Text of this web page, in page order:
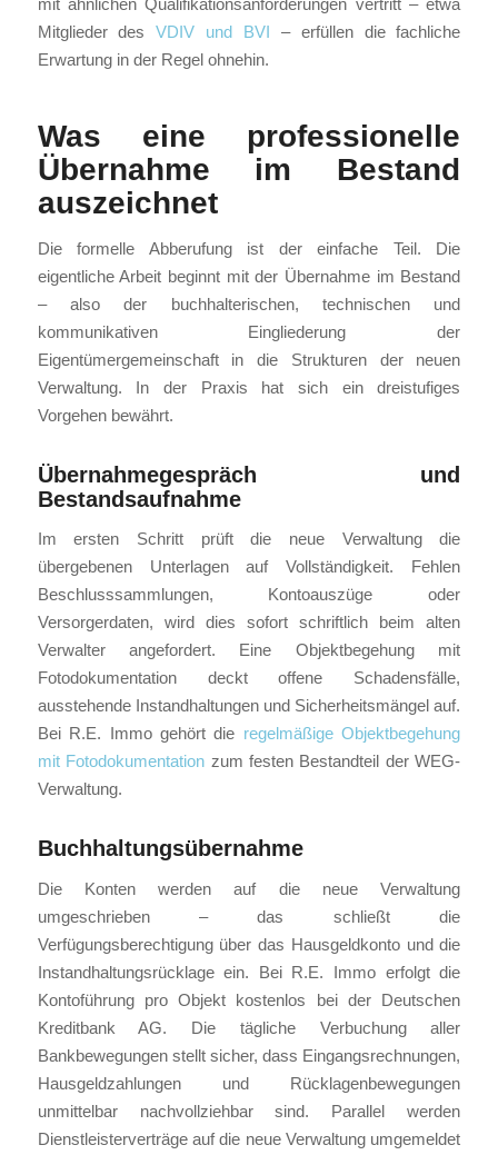
Mitglieder desVDIV und BVI – erfüllen die fachliche
Erwartung in der Regel ohnehin.
Was eine professionelle
Übernahme im Bestand
auszeichnet
Die formelle Abberufung ist der einfache Teil. Die
eigentliche Arbeit beginnt mit der Übernahme im Bestand
– also der buchhalterischen, technischen und
kommunikativen Eingliederung der
Eigentümergemeinschaft in die Strukturen der neuen
Verwaltung. In der Praxis hat sich ein dreistufiges
Vorgehen bewährt.
Übernahmegespräch und
Bestandsaufnahme
Im ersten Schritt prüft die neue Verwaltung die
übergebenen Unterlagen auf Vollständigkeit. Fehlen
Beschlusssammlungen, Kontoauszüge oder
Versorgerdaten, wird dies sofort schriftlich beim alten
Verwalter angefordert. Eine Objektbegehung mit
Fotodokumentation deckt offene Schadensfälle,
ausstehende Instandhaltungen und Sicherheitsmängel auf.
Bei R.E. Immo gehört die regelmäßige Objektbegehung
mit Fotodokumentation zum festen Bestandteil der WEG-
Verwaltung.
Buchhaltungsübernahme
Die Konten werden auf die neue Verwaltung
umgeschrieben – das schließt die
Verfügungsberechtigung über das Hausgeldkonto und die
Instandhaltungsrücklage ein. Bei R.E. Immo erfolgt die
Kontoführung pro Objekt kostenlos bei der Deutschen
Kreditbank AG. Die tägliche Verbuchung aller
Bankbewegungen stellt sicher, dass Eingangsrechnungen,
Hausgeldzahlungen und Rücklagenbewegungen
unmittelbar nachvollziehbar sind. Parallel werden
Dienstleisterverträge auf die neue Verwaltung umgemeldet